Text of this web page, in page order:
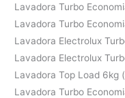
Lavadora Turbo
Lavadora Turbo
Lavadora Electrolux
Lavadora Electrolux
Lavadora Top Load 6kg
Lavadora Turbo